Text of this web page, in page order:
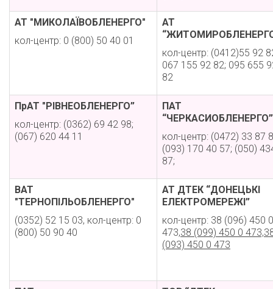
АТ "МИКОЛАЇВОБЛЕНЕРГО"
кол-центр: 0 (800) 50 40 01
АТ
кол-центр: (0412)55 92
067 155 92 82; 095 655
82
ПрАТ "РІВНЕОБЛЕНЕРГО”
кол-центр: (0362) 69 42 98;
(067) 620 44 11
ПАТ
“ЧЕРКАСИОБЛЕНЕРГО”
кол-центр: (0472) 33 87
(093) 170 40 57; (050)
87;
ВАТ
"ТЕРНОПІЛЬОБЛЕНЕРГО"
(0352) 52 15 03, кол-центр: 0
(800) 50 90 40
АТ ДТЕК “ДОНЕЦЬКІ
ЕЛЕКТРОМЕРЕЖІ”
кол-центр: 38 (096) 450 0
473,38 (099) 450 0
(093) 450 0 473